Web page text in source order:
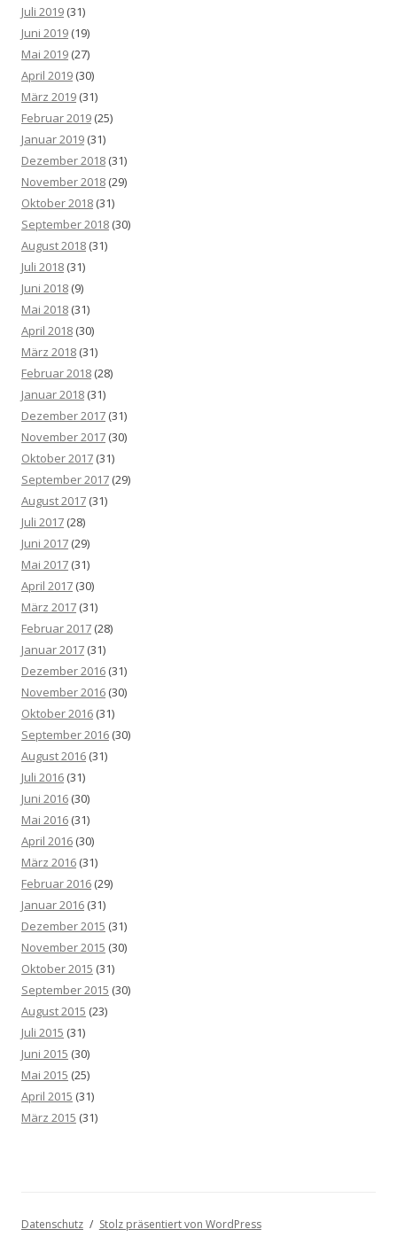
Juli 2019 (31)
Juni 2019 (19)
Mai 2019 (27)
April 2019 (30)
März 2019 (31)
Februar 2019 (25)
Januar 2019 (31)
Dezember 2018 (31)
November 2018 (29)
Oktober 2018 (31)
September 2018 (30)
August 2018 (31)
Juli 2018 (31)
Juni 2018 (9)
Mai 2018 (31)
April 2018 (30)
März 2018 (31)
Februar 2018 (28)
Januar 2018 (31)
Dezember 2017 (31)
November 2017 (30)
Oktober 2017 (31)
September 2017 (29)
August 2017 (31)
Juli 2017 (28)
Juni 2017 (29)
Mai 2017 (31)
April 2017 (30)
März 2017 (31)
Februar 2017 (28)
Januar 2017 (31)
Dezember 2016 (31)
November 2016 (30)
Oktober 2016 (31)
September 2016 (30)
August 2016 (31)
Juli 2016 (31)
Juni 2016 (30)
Mai 2016 (31)
April 2016 (30)
März 2016 (31)
Februar 2016 (29)
Januar 2016 (31)
Dezember 2015 (31)
November 2015 (30)
Oktober 2015 (31)
September 2015 (30)
August 2015 (23)
Juli 2015 (31)
Juni 2015 (30)
Mai 2015 (25)
April 2015 (31)
März 2015 (31)
Datenschutz Stolz präsentiert von WordPress